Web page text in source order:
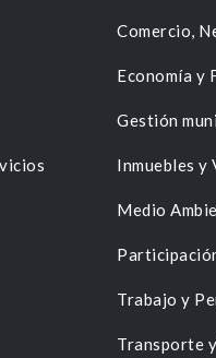
Comercio,
Economía y
Gestión
Inmuebles y
Medio
Trabajo y
Transporte